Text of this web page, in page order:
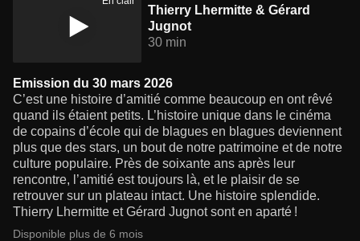
Thierry Lhermitte & Gérard
Jugnot
30 min
Emission du 30 mars 2026
C’est une histoire d’amitié comme beaucoup en ont rêvé
quand ils étaient petits. L’histoire unique dans le cinéma
de copains d’école qui de blagues en blagues deviennent
plus que des stars, un bout de notre patrimoine et de notre
culture populaire. Près de soixante ans après leur
rencontre, l’amitié est toujours là, et le plaisir de se
retrouver sur un plateau intact. Une histoire splendide.
Thierry Lhermitte et Gérard Jugnot sont en aparté !
Disponible plus de 6 mois